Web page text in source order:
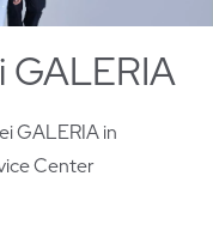
GALERIA in
Center